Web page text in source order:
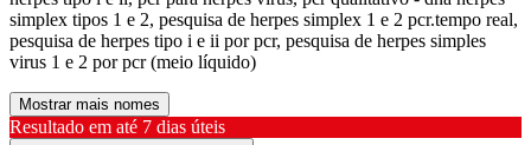
simplex tipos 1 e 2, pesquisa de herpes simplex 1 e 2 pcr.tempo real,
pesquisa de herpes tipo i e ii por pcr, pesquisa de herpes simples
virus 1 e 2 por pcr (meio líquido)
Mostrar mais nomes
Resultado em até 7 dias úteis